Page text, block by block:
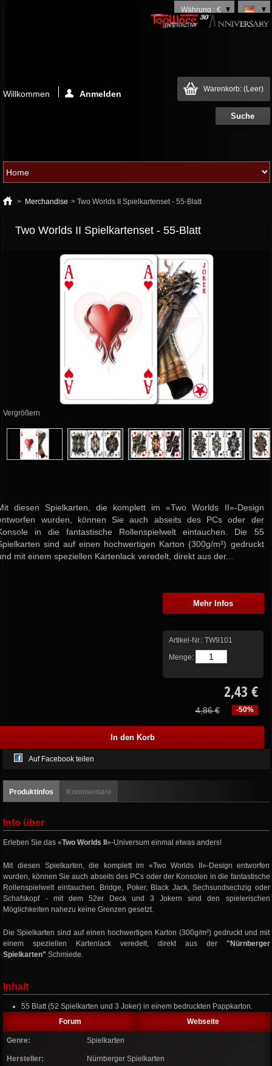
Währung : €
Warenkorb: (Leer)
Willkommen Anmelden
> Merchandise > Two Worlds II Spielkartenset - 55-Blatt
Two Worlds II Spielkartenset - 55-Blatt
Vergrößern
diesen Spielkarten, die komplett im «Two Worlds II»-Design
wurden, können Sie auch abseits des PCs oder der
in die fantastische Rollenspielwelt eintauchen. Die 55
sind auf einen hochwertigen Karton (300g/m²) gedruckt
mit einem speziellen Kartenlack veredelt, direkt aus der...
Mehr Infos
Artikel-Nr.: TW9101
Menge:
2,43 €
-50%
4,86 €
Auf Facebook teilen
Produktinfos Kommentare
Info über
Erleben Sie das «Two Worlds II»-Universum einmal etwas anders!
Mit diesen Spielkarten, die komplett im «Two Worlds II»-Design entworfen
wurden, können Sie auch abseits des PCs oder der Konsolen in die fantastische
Rollenspielwelt eintauchen. Bridge, Poker, Black Jack, Sechsundsechzig oder
Schafskopf - mit dem 52er Deck und 3 Jokern sind den spielerischen
Möglichkeiten nahezu keine Grenzen gesetzt.
Die Spielkarten sind auf einen hochwertigen Karton (300g/m²) gedruckt und mit
einem speziellen Kartenlack veredelt, direkt aus der "Nürnberger
Spielkarten" Schmiede.
Inhalt
55 Blatt (52 Spielkarten und 3 Joker) in einem bedruckten Pappkarton.
Forum
Webseite
Genre: Spielkarten
Hersteller: Nürnberger Spielkarten